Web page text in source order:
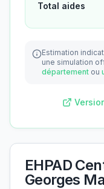
Total aides
Estimation
une simulation
département ou
EHPAD
Georges